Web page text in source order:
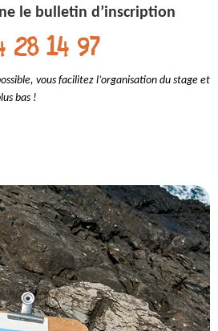
le bulletin d’inscription
28 14 97
vous facilitez l’organisation du stage et
bas !